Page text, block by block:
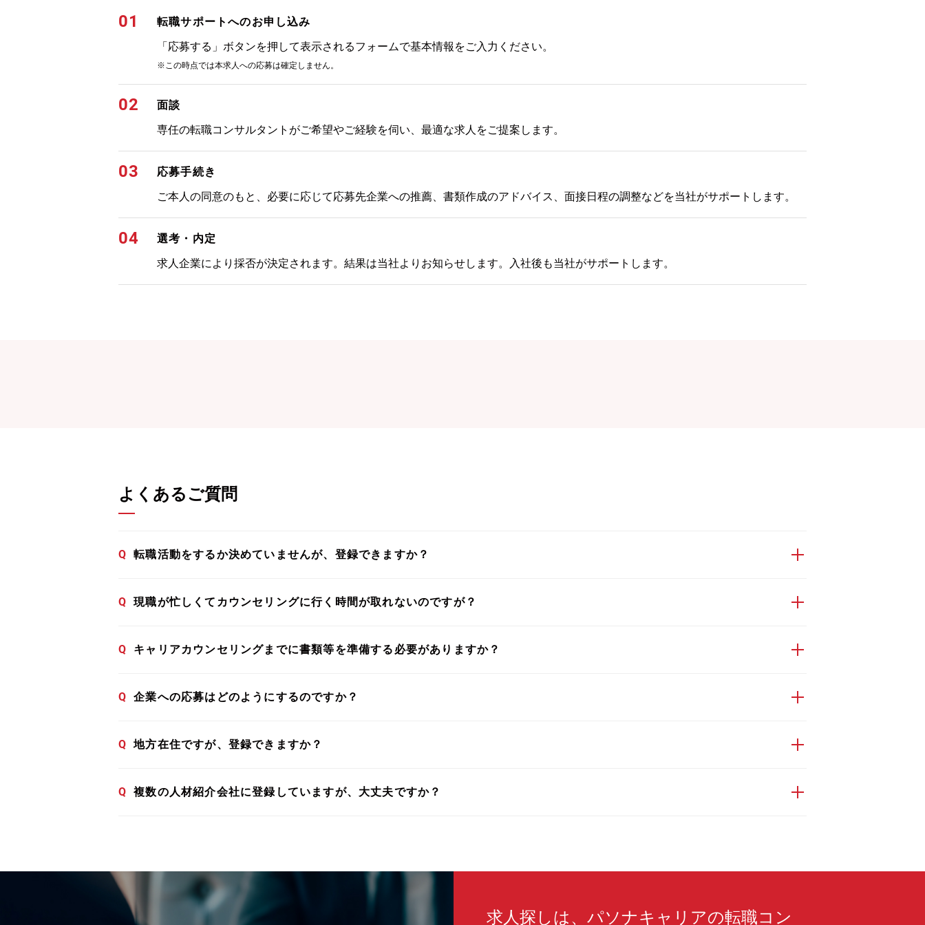
01
転職サポートへのお申し込み
「応募する」ボタンを押して表示されるフォームで基本情報をご入力ください。
※この時点では本求人への応募は確定しません。
02
面談
専任の転職コンサルタントがご希望やご経験を伺い、最適な求人をご提案します。
03
応募手続き
ご本人の同意のもと、必要に応じて応募先企業への推薦、書類作成のアドバイス、面接日程の調整などを当社がサポートします。
04
選考・内定
求人企業により採否が決定されます。結果は当社よりお知らせします。入社後も当社がサポートします。
よくあるご質問
Q 転職活動をするか決めていませんが、登録できますか？
Q 現職が忙しくてカウンセリングに行く時間が取れないのですが？
Q キャリアカウンセリングまでに書類等を準備する必要がありますか？
Q 企業への応募はどのようにするのですか？
Q 地方在住ですが、登録できますか？
Q 複数の人材紹介会社に登録していますが、大丈夫ですか？
求人探しは、パソナキャリアの転職コン